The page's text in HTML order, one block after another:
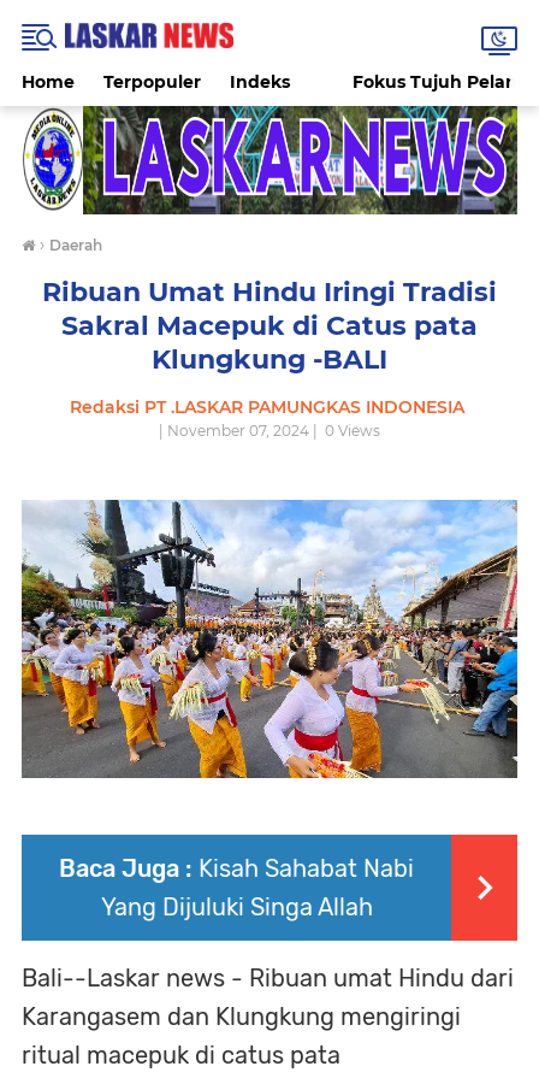
Home Terpopuler Indeks Fokus Tujuh
› Daerah
Ribuan Umat Hindu Iringi Tradisi
Sakral Macepuk di Catus pata
Klungkung -BALI
Redaksi PT .LASKAR PAMUNGKAS INDONESIA
| November 07, 2024 | 0 Views
Baca Juga : Kisah Sahabat Nabi
Yang Dijuluki Singa Allah
Bali--Laskar news - Ribuan umat Hindu dari
Karangasem dan Klungkung mengiringi
ritual macepuk di catus pata